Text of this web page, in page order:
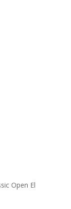
Open El